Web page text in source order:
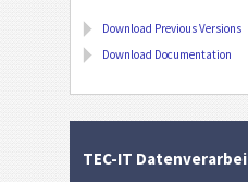
Download Previous Versions
Download Documentation
TEC-IT